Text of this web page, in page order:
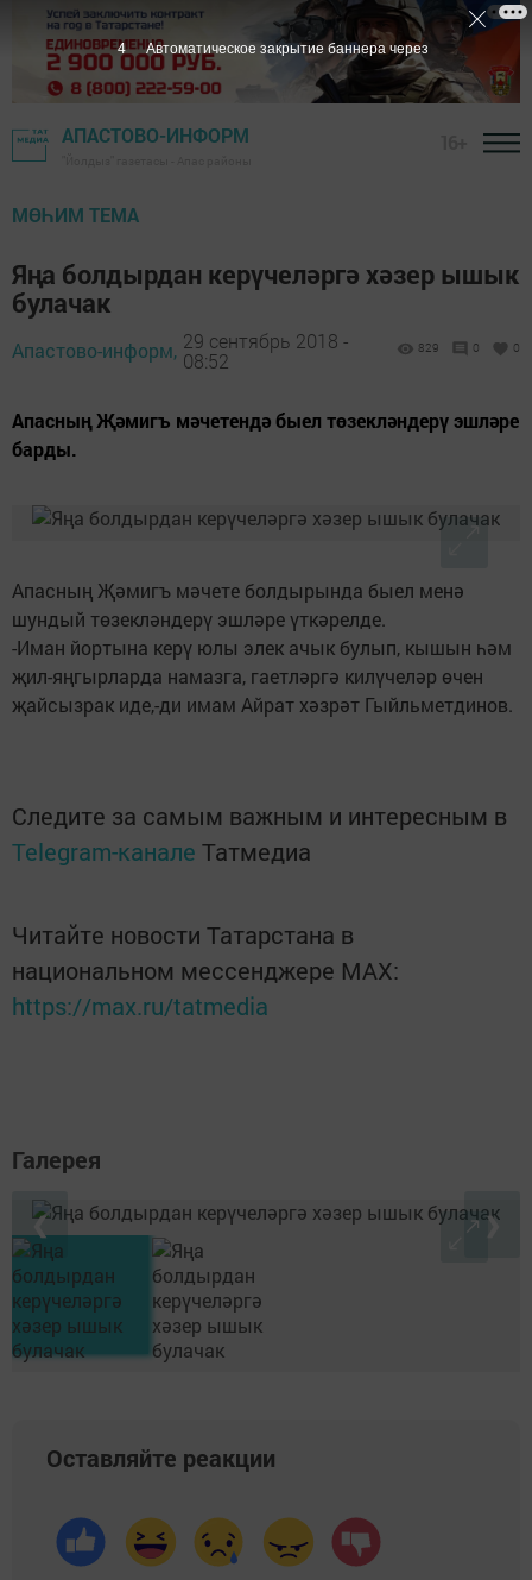
АПАСТОВО-ИНФОРМ
МӨҺИМ ТЕМА
Яңа болдырдан керүчеләргә хәзер ышык
булачак
Апастово-информ, 29 сентябрь 2018 -
08:52
829 0 0
Апасның Җәмигъ мәчетендә быел төзекләндерү эшләре
барды.
Апасның Җәмигъ мәчете болдырында быел менә
шундый төзекләндерү эшләре үткәрелде.
-Иман йортына керү юлы элек ачык булып, кышын һәм
җил-яңгырларда намазга, гаетләргә килүчеләр өчен
җайсызрак иде,-ди имам Айрат хәзрәт Гыйльметдинов.
Следите за самым важным и интересным в
Telegram-канале Татмедиа
Читайте новости Татарстана в
национальном мессенджере MАХ:
https://max.ru/tatmedia
Галерея
❮ ❯
Оставляйте реакции
3 Автоматическое закрытие баннера через